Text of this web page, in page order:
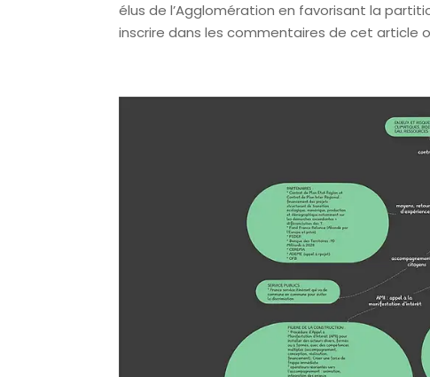
élus de l’Agglomération en favorisant la
inscrire dans les commentaires de cet article